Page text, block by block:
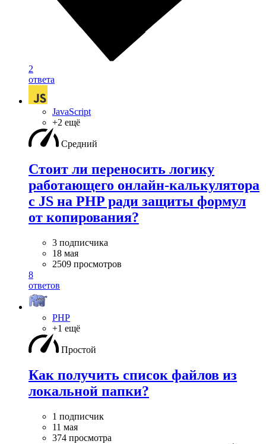
2
ответа
JavaScript
+2 ещё
Средний
Стоит ли переносить логику
работающего онлайн-калькулятора
с JS на PHP ради защиты формул
от копирования?
3 подписчика
18 мая
2509 просмотров
8
ответов
PHP
+1 ещё
Простой
Как получить список файлов из
локальной папки?
1 подписчик
11 мая
374 просмотра